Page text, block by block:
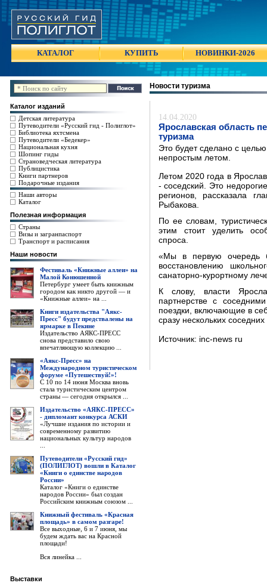
КАТАЛОГ КУПИТЬ НОВИНКИ-2026
Каталог изданий
Детская литература
Путеводители «Русский гид - Полиглот»
Библиотека яхтсмена
Путеводители «Бедекер»
Национальная кухня
Шопинг гиды
Страноведческая литература
Публицистика
Книги партнеров
Подарочные издания
Наши авторы
Каталог
Полезная информация
Страны
Визы и загранпаспорт
Транспорт и расписания
Наши новости
Фестиваль «Книжные аллеи» на
Малой Конюшенной
Петербург умеет быть книжным
городом как никто другой — и
«Книжные аллеи» на ...
Книги издательства "Аякс-
Пресс" будут предствалены на
ярмарке в Пекине
Издательство АЯКС-ПРЕСС
снова представило свою
впечатляющую коллекцию ...
«Аякс-Пресс» на
Международном туристическом
форуме «Путешествуй!»!
С 10 по 14 июня Москва вновь
стала туристическим центром
страны — сегодня открылся ...
Издательство «АЯКС-ПРЕСС»
- дипломант конкурса АСКИ
«Лучшие издания по истории и
современному развитию
национальных культур народов
Путеводители «Русский гид»
(ПОЛИГЛОТ) вошли в Каталог
«Книги о единстве народов
России»
Каталог «Книги о единстве
народов России» был создан
Российским книжным союзом ...
Книжный фестиваль «Красная
площадь» в самом разгаре!
Все выходные, 6 и 7 июня, мы
будем ждать вас на Красной
площади!
Вся линейка ...
Выставки
Новости туризма
14.04.2020
Ярославская область
туризма
Это будет сделано с
непростым летом.
Летом 2020 года в
- соседский. Это
регионов, рассказала
Рыбакова.
По ее словам,
этим стоит уделить
спроса.
«Мы в первую очередь
восстановлению
санаторно-курортному
К слову, власти
партнерстве с
поездки, включающие в
сразу нескольких
Источник: inc-news ru